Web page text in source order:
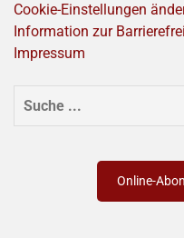
Cookie-Einstellungen
Information zur
Impressum
SUCHEN
Online-